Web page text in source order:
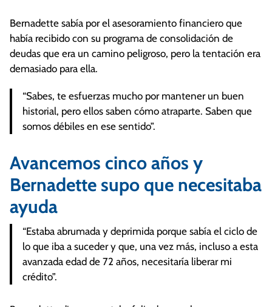
Bernadette sabía por el asesoramiento financiero que
había recibido con su programa de consolidación de
deudas que era un camino peligroso, pero la tentación era
demasiado para ella.
“Sabes, te esfuerzas mucho por mantener un buen
historial, pero ellos saben cómo atraparte. Saben que
somos débiles en ese sentido”.
Avancemos cinco años y
Bernadette supo que necesitaba
ayuda
“Estaba abrumada y deprimida porque sabía el ciclo de
lo que iba a suceder y que, una vez más, incluso a esta
avanzada edad de 72 años, necesitaría liberar mi
crédito”.